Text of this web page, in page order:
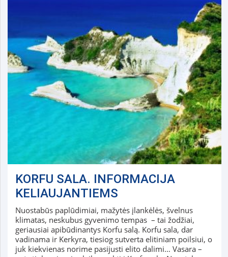
KORFU SALA. INFORMACIJA
KELIAUJANTIEMS
Nuostabūs paplūdimiai, mažytės įlankėlės, švelnus
klimatas, neskubus gyvenimo tempas – tai žodžiai,
geriausiai apibūdinantys Korfu salą. Korfu sala, dar
vadinama ir Kerkyra, tiesiog sutverta elitiniam poilsiui, o
juk kiekvienas norime pasijusti elito dalimi… Vasara –